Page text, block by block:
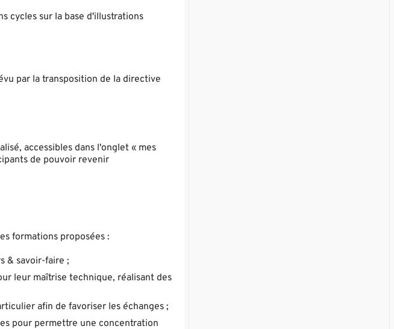
cycles sur la base d'illustrations
par la transposition de la directive
accessibles dans l'onglet « mes
de pouvoir revenir
formations proposées :
& savoir-faire ;
leur maîtrise technique, réalisant des
afin de favoriser les échanges ;
pour permettre une concentration